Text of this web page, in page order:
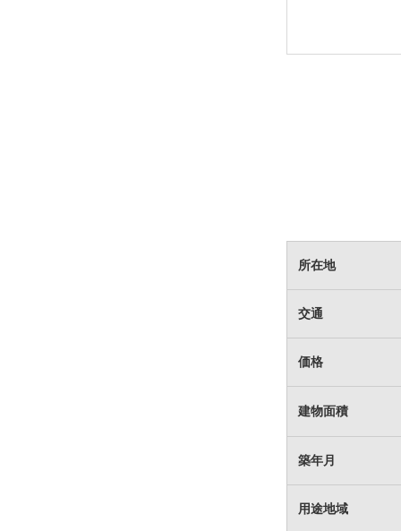
所在地
交通
価格
建物面積
築年月
用途地域